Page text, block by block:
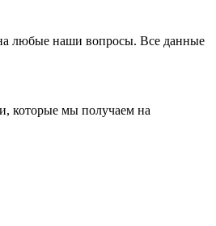
любые наши вопросы. Все данные
которые мы получаем на